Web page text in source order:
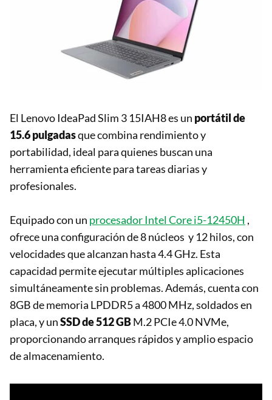
El Lenovo IdeaPad Slim 3 15IAH8 es un portátil de
15.6 pulgadasque combina rendimiento y
portabilidad, ideal para quienes buscan una
herramienta eficiente para tareas diarias y
profesionales.
Equipado con un procesador Intel Core i5-12450H ,
ofrece una configuración de 8 núcleos y 12 hilos, con
velocidades que alcanzan hasta 4.4 GHz. Esta
capacidad permite ejecutar múltiples aplicaciones
simultáneamente sin problemas. Además, cuenta con
8GB de memoria LPDDR5 a 4800 MHz, soldados en
placa, y unSSD de 512 GBM.2 PCIe 4.0 NVMe,
proporcionando arranques rápidos y amplio espacio
de almacenamiento.